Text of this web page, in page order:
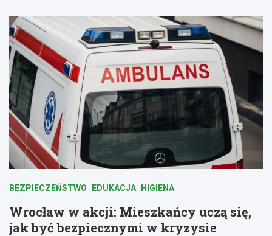
BEZPIECZEŃSTWO EDUKACJA HIGIENA
Wrocław w akcji: Mieszkańcy uczą się,
jak być bezpiecznymi w kryzysie